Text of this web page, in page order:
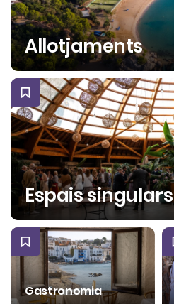
Allotjaments
Espais singulars
Gastronomia